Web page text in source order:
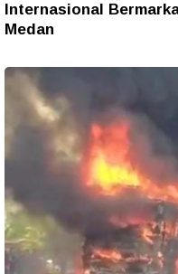
Internasional
Medan